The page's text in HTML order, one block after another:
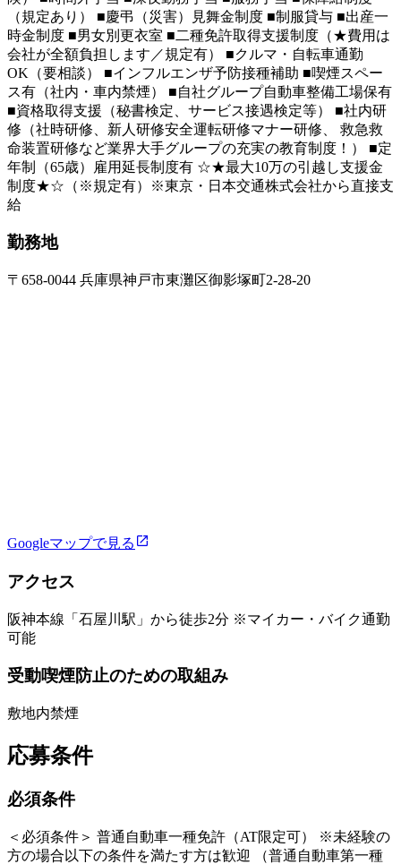
（規定あり） ■慶弔（災害）見舞金制度 ■制服貸与 ■出産一
時金制度 ■男女別更衣室 ■二種免許取得支援制度（★費用は
会社が全額負担します／規定有） ■クルマ・自転車通勤
OK（要相談） ■インフルエンザ予防接種補助 ■喫煙スペー
ス有（社内・車内禁煙） ■自社グループ自動車整備工場保有
■資格取得支援（秘書検定、サービス接遇検定等） ■社内研
修（社時研修、新人研修安全運転研修マナー研修、 救急救
命装置研修など業界大手グループの充実の教育制度！） ■定
年制（65歳）雇用延長制度有 ☆★最大10万の引越し支援金
制度★☆（※規定有）※東京・日本交通株式会社から直接支
給
勤務地
〒658-0044 兵庫県神戸市東灘区御影塚町2-28-20
Googleマップで見る
アクセス
阪神本線「石屋川駅」から徒歩2分 ※マイカー・バイク通勤
可能
受動喫煙防止のための取組み
敷地内禁煙
応募条件
必須条件
＜必須条件＞ 普通自動車一種免許（AT限定可） ※未経験の
方の場合以下の条件を満たす方は歓迎 （普通自動車第一種